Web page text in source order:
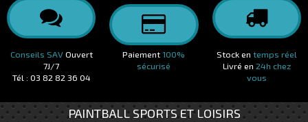
Conseils SAVOuvert
7J/7
Tél : 03 82 82 36 04
Paiement100%
sécurisé
Stock en temps réel
Livré en 24h chez
vous
PAINTBALL SPORTS ET LOISIRS